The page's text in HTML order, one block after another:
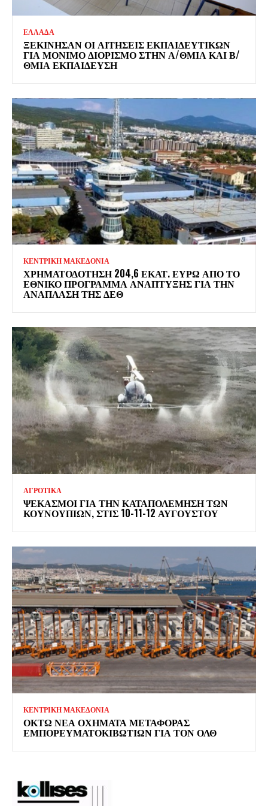
ΕΛΛΑΔΑ
ΞΕΚΊΝΗΣΑΝ ΟΙ ΑΙΤΉΣΕΙΣ ΕΚΠΑΙΔΕΥΤΙΚΏΝ
ΓΙΑ ΜΌΝΙΜΟ ΔΙΟΡΙΣΜΌ ΣΤΗΝ Α/ΘΜΙΑ ΚΑΙ Β/
ΘΜΙΑ ΕΚΠΑΊΔΕΥΣΗ
ΚΕΝΤΡΙΚΗ ΜΑΚΕΔΟΝΙΑ
ΧΡΗΜΑΤΟΔΌΤΗΣΗ 204,6 ΕΚΑΤ. ΕΥΡΏ ΑΠΌ ΤΟ
ΕΘΝΙΚΌ ΠΡΌΓΡΑΜΜΑ ΑΝΆΠΤΥΞΗΣ ΓΙΑ ΤΗΝ
ΑΝΆΠΛΑΣΗ ΤΗΣ ΔΕΘ
ΑΓΡΟΤΙΚΑ
ΨΕΚΑΣΜΟΊ ΓΙΑ ΤΗΝ ΚΑΤΑΠΟΛΈΜΗΣΗ ΤΩΝ
ΚΟΥΝΟΥΠΙΏΝ, ΣΤΙΣ 10-11-12 ΑΥΓΟΎΣΤΟΥ
ΚΕΝΤΡΙΚΗ ΜΑΚΕΔΟΝΙΑ
ΟΚΤΏ ΝΈΑ ΟΧΉΜΑΤΑ ΜΕΤΑΦΟΡΆΣ
ΕΜΠΟΡΕΥΜΑΤΟΚΙΒΩΤΊΩΝ ΓΙΑ ΤΟΝ ΟΛΘ